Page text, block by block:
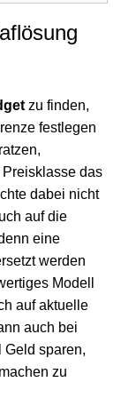
zu finden,
festlegen
das
dabei nicht
auf die
eine
werden
Modell
aufaktuelle
auch bei
sparen,
zu